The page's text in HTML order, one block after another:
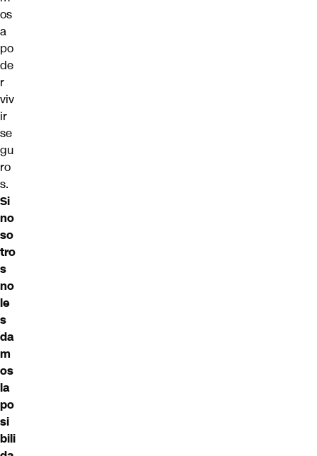
os
a
po
de
r
viv
ir
se
gu
ro
s.
Si
no
so
tro
s
no
le
s
da
m
os
la
po
si
bili